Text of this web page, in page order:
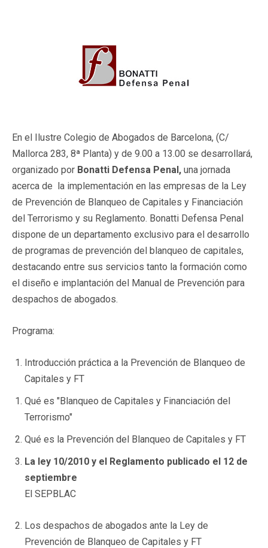
En el Ilustre Colegio de Abogados de Barcelona, (C/
Mallorca 283, 8ª Planta) y de 9.00 a 13.00 se desarrollará,
organizado por Bonatti Defensa Penal, una jornada
acerca de la implementación en las empresas de la Ley
de Prevención de Blanqueo de Capitales y Financiación
del Terrorismo y su Reglamento. Bonatti Defensa Penal
dispone de un departamento exclusivo para el desarrollo
de programas de prevención del blanqueo de capitales,
destacando entre sus servicios tanto la formación como
el diseño e implantación del Manual de Prevención para
despachos de abogados.
Programa:
Introducción práctica a la Prevención de Blanqueo de
Capitales y FT
Qué es "Blanqueo de Capitales y Financiación del
Terrorismo"
Qué es la Prevención del Blanqueo de Capitales y FT
La ley 10/2010 y el Reglamento publicado el 12 de
septiembre
El SEPBLAC
Los despachos de abogados ante la Ley de
Prevención de Blanqueo de Capitales y FT